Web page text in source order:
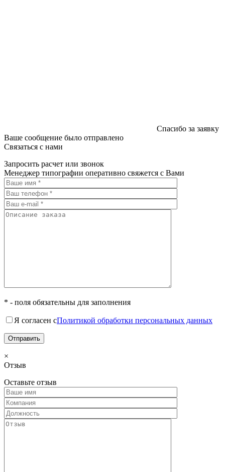
Спасибо за заявку
Ваше сообщение было отправлено
Связаться с нами
Запросить расчет или звонок
Менеджер типографии оперативно свяжется с Вами
* - поля обязательны для заполнения
Я согласен сПолитикой обработки персональных данных
×
Отзыв
Оставьте отзыв